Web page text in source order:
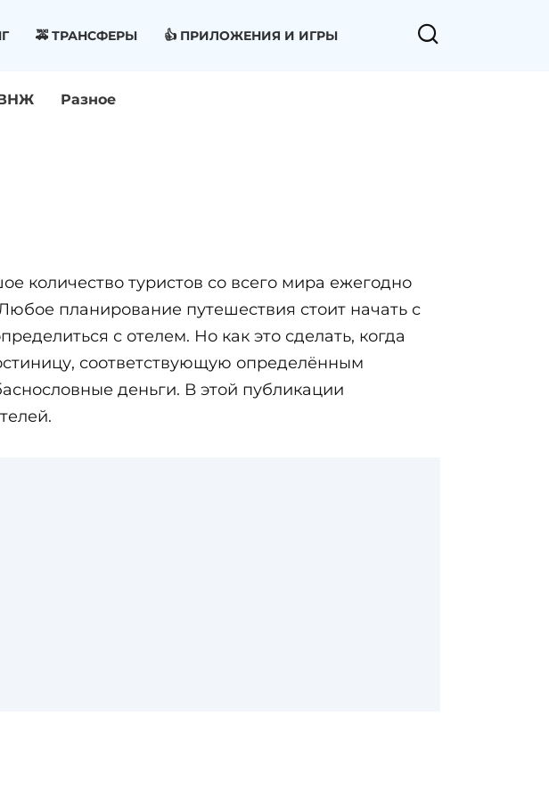
🚕 ТРАНСФЕРЫ 👍 ПРИЛОЖЕНИЯ И ИГРЫ
Разное
количество туристов со всего мира ежегодно
планирование путешествия стоит начать с
с отелем. Но как это сделать, когда
соответствующую определённым
деньги. В этой публикации